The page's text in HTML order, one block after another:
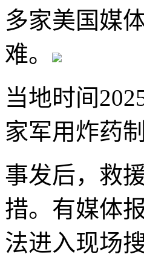
多家美国媒
难。
当地时间
家军用炸药
事发后，救
措。有媒体
法进入现场